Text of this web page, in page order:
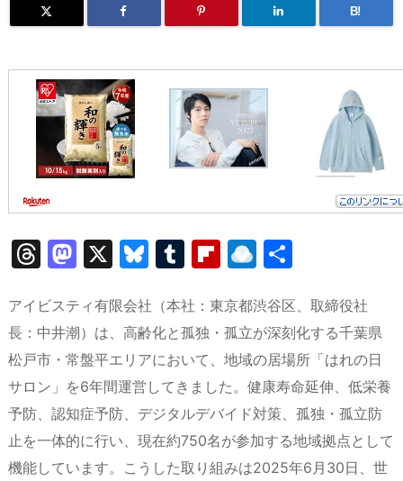
B!
T
e
a
d
s
M
st
o
d
o
n
X
Bl
e
s
k
y
T
m
bl
r
Fl
b
o
ar
d
R
n
dr
o
p.
io
アイビスティ有限会社（本社：東京都渋谷区、取締役社
長：中井潮）は、高齢化と孤独・孤立が深刻化する千葉県
松戸市・常盤平エリアにおいて、地域の居場所「はれの日
サロン」を6年間運営してきました。健康寿命延伸、低栄養
予防、認知症予防、デジタルデバイド対策、孤独・孤立防
止を一体的に行い、現在約750名が参加する地域拠点として
機能しています。こうした取り組みは2025年6月30日、世